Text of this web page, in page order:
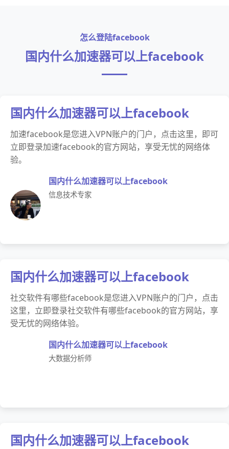
怎么登陆facebook
国内什么加速器可以上facebook
国内什么加速器可以上facebook
加速facebook是您进入VPN账户的门户，点击这里，即可
立即登录加速facebook的官方网站，享受无忧的网络体
验。
国内什么加速器可以上facebook
信息技术专家
国内什么加速器可以上facebook
社交软件有哪些facebook是您进入VPN账户的门户，点击
这里，立即登录社交软件有哪些facebook的官方网站，享
受无忧的网络体验。
国内什么加速器可以上facebook
大数据分析师
国内什么加速器可以上facebook